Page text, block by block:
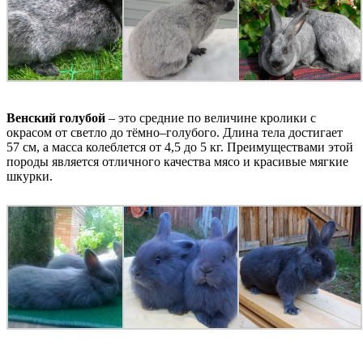
Венский голубой – это средние по величине кролики с
окрасом от светло до тёмно–голубого. Длина тела достигает
57 см, а масса колеблется от 4,5 до 5 кг. Преимуществами этой
породы является отличного качества мясо и красивые мягкие
шкурки.